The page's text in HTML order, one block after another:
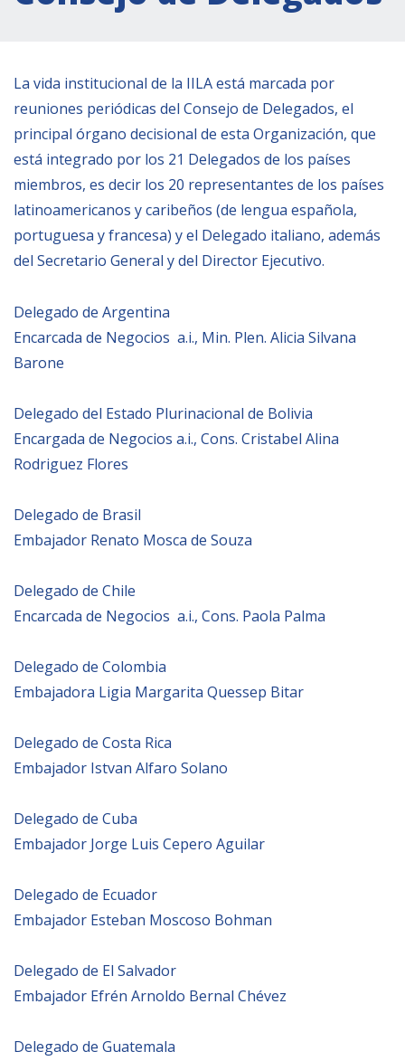
Secretaría Técnico-científica
Forum Pymes
Conferencia Italia- América Latina y el Caribe
Red para la promoción de la igualdad de
género
Becas
COOPERACIÓN
Empoderamiento socio-económico
Justicia y Seguridad
EL PAcCTO
EUROFRONT
COPOLAD III
AL-INVEST Verde
MEDIOS
Vídeos
BIBLIOTECA
Biblioteca
Publicaciones
OPORTUNIDADES
Convocatorias
La vida institucional de la IILA está marcada por
reuniones periódicas del Consejo de Delegados, el
principal órgano decisional de esta Organización, que
está integrado por los 21 Delegados de los países
miembros, es decir los 20 representantes de los países
latinoamericanos y caribeños (de lengua española,
portuguesa y francesa) y el Delegado italiano, además
del Secretario General y del Director Ejecutivo.
Delegado de Argentina
Encarcada de Negocios a.i., Min. Plen. Alicia Silvana
Barone
Delegado del Estado Plurinacional de Bolivia
Encargada de Negocios a.i., Cons. Cristabel Alina
Rodriguez Flores
Delegado de Brasil
Embajador Renato Mosca de Souza
Delegado de Chile
Encarcada de Negocios a.i., Cons. Paola Palma
Delegado de Colombia
Embajadora Ligia Margarita Quessep Bitar
Delegado de Costa Rica
Embajador Istvan Alfaro Solano
Delegado de Cuba
Embajador Jorge Luis Cepero Aguilar
Delegado de Ecuador
Embajador Esteban Moscoso Bohman
Delegado de El Salvador
Embajador Efrén Arnoldo Bernal Chévez
Delegado de Guatemala